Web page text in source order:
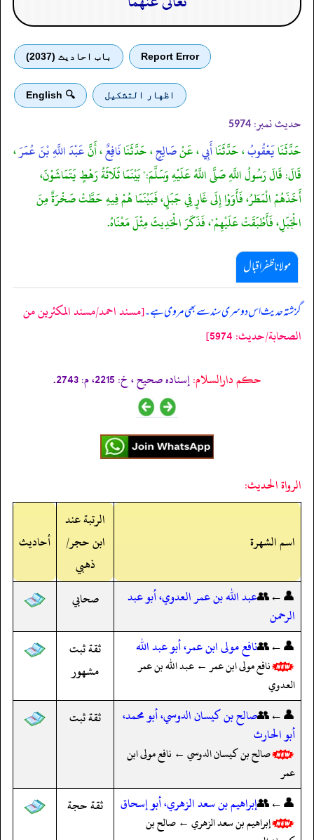
Report Error باب احادیث (2037)
اظهار التشكيل 🔍 English
حدیث نمبر: 5974
حَدَّثَنَايَعْقُوبُ، حَدَّثَنَاأَبِي، عَنْصَالِحٍ، حَدَّثَنَانَافِعٌ، أَنَّعَبْدَ اللَّهِ بْنَ عُمَرَ،
قَالَ: قَالَ رَسُولُ اللَّهِ صَلَّى اللَّهُ عَلَيْهِ وَسَلَّمَ:" بَيْنَمَا ثَلَاثَةُ رَهْطٍ يَتَمَاشَوْنَ،
أَخَذَهُمْ الْمَطَرُ، فَأَوَوْا إِلَى غَارٍ فِي جَبَلٍ، فَبَيْنَمَا هُمْ فِيهِ حَطَّتْ صَخْرَةٌ مِنَ
الْجَبَلِ، فَأَطْبَقَتْ عَلَيْهِمْ"، فَذَكَرَ الْحَدِيثَ مِثْلَ مَعْنَاهُ.
مولانا ظفر اقبال
گزشتہ حدیث اس دوسری سند سے بھی مروی ہے۔[مسند احمد/مسند المكثرين من
الصحابة/حدیث: 5974]
حکم دارالسلام:إسناده صحيح ، خ: 2215، م: 2743.
الرواة الحديث:
اسم الشهرة
الرتبة عند
ابن حجر/
ذهبي
أحاديث
👤←👥عبد الله بن عمر العدوي، أبو عبد
الرحمن
صحابي
👤←👥نافع مولى ابن عمر، أبو عبد الله
نافع مولى ابن عمر ← عبد الله بن عمر
العدوي
ثقة ثبت
مشهور
👤←👥صالح بن كيسان الدوسي، أبو محمد،
أبو الحارث
صالح بن كيسان الدوسي ← نافع مولى ابن
عمر
ثقة ثبت
👤←👥إبراهيم بن سعد الزهري، أبو إسحاق
إبراهيم بن سعد الزهري ← صالح بن
ثقة حجة